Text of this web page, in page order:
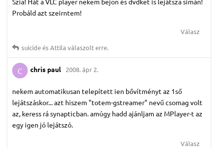
Probáld azt szeirntem!
Válasz
suicideésAttila válaszolt erre.
C chris paul 2008. ápr 2.
nekem automatikusan telepített ien bővítményt az 1ső
lejátszáskor... azt hiszem "totem-gstreamer" nevű csomag volt
az, keress rá synapticban. amúgy hadd ajánljam az MPlayer-t az
egy igen jó lejátszó.
Válasz